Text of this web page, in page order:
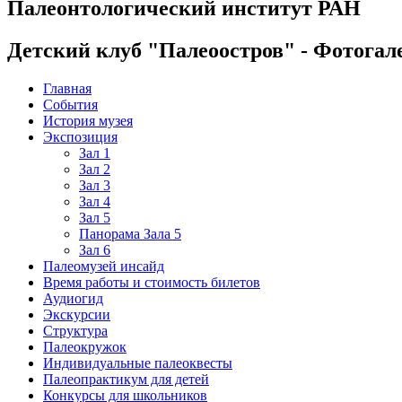
Палеонтологический институт РАН
Детский клуб "Палеоостров" -
Главная
События
История музея
Экспозиция
Зал 1
Зал 2
Зал 3
Зал 4
Зал 5
Панорама Зала 5
Зал 6
Палеомузей инсайд
Время работы и стоимость билетов
Аудиогид
Экскурсии
Структура
Палеокружок
Индивидуальные палеоквесты
Палеопрактикум для детей
Конкурсы для школьников